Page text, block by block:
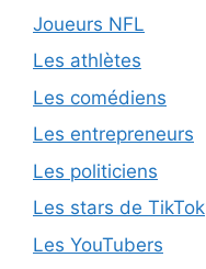
Joueurs NFL
Les athlètes
Les comédiens
Les entrepreneurs
Les politiciens
Les stars de TikTok
Les YouTubers